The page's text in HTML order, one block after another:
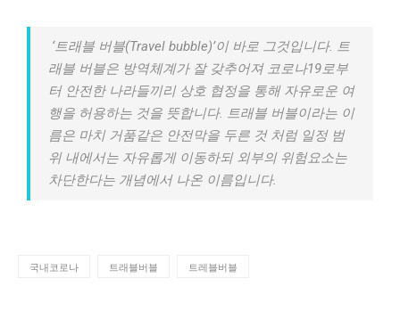
‘트래블 버블(Travel bubble)’이 바로 그것입니다. 트
래블 버블은 방역체계가 잘 갖추어져 코로나19로부
터 안전한 나라들끼리 상호 협정을 통해 자유로운 여
행을 허용하는 것을 뜻합니다. 트래블 버블이라는 이
름은 마치 거품같은 안전막을 두른 것 처럼 일정 범
위 내에서는 자유롭게 이동하되 외부의 위험요소는
차단한다는 개념에서 나온 이름입니다.
국내코로나 트래블버블 트레블버블